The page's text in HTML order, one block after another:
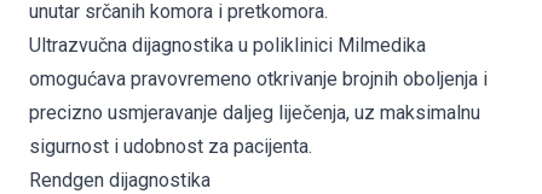
unutar srčanih komora i pretkomora.
Ultrazvučna dijagnostika u poliklinici Milmedika
omogućava pravovremeno otkrivanje brojnih oboljenja i
precizno usmjeravanje daljeg liječenja, uz maksimalnu
sigurnost i udobnost za pacijenta.
Rendgen dijagnostika